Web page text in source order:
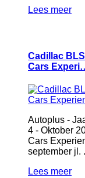
Lees meer
Cadillac
Cars
Autoplus -
4 - Oktober
Cars
september jl.
Lees meer